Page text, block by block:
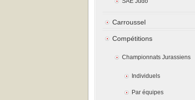
Carroussel
Compétitions
Championnats Jurassiens
Individuels
Par équipes